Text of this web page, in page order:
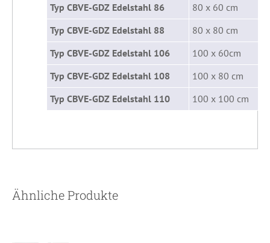
Typ CBVE-GDZ Edelstahl 86
80 x 60 cm
Typ CBVE-GDZ Edelstahl 88
80 x 80 cm
Typ CBVE-GDZ Edelstahl 106
100 x 60cm
Typ CBVE-GDZ Edelstahl 108
100 x 80 cm
Typ CBVE-GDZ Edelstahl 110
100 x 100 cm
Ähnliche Produkte